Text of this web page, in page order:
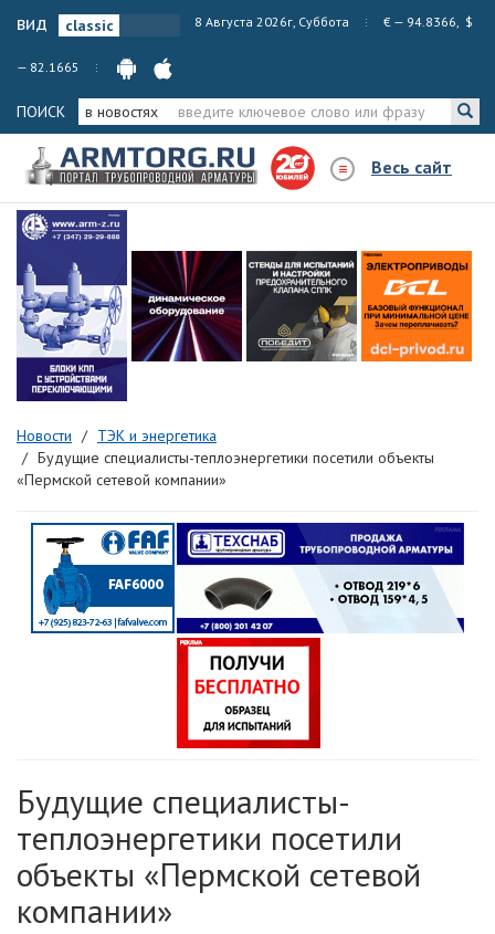
вид 8 Августа 2026г, Суббота € — 94.8366, $
— 82.1665
ПОИСК в новостях
Весь сайт
Новости
ТЭК и энергетика
Будущие специалисты-теплоэнергетики посетили объекты
«Пермской сетевой компании»
Будущие специалисты-
теплоэнергетики посетили
объекты «Пермской сетевой
компании»